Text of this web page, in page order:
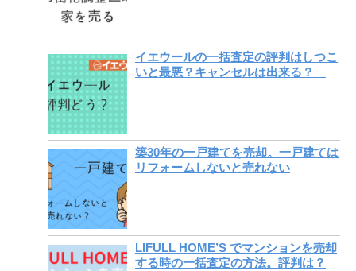
イエウールの一括査定の評判はしつこ
いと最悪？キャンセルは出来る？
築30年の一戸建てを売却。一戸建ては
リフォームしないと売れない
LIFULL HOME’S でマンションを売却
する時の一括査定の方法。評判は？